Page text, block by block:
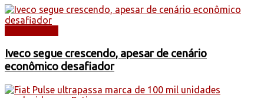
Iveco segue crescendo, apesar de cenário
econômico desafiador